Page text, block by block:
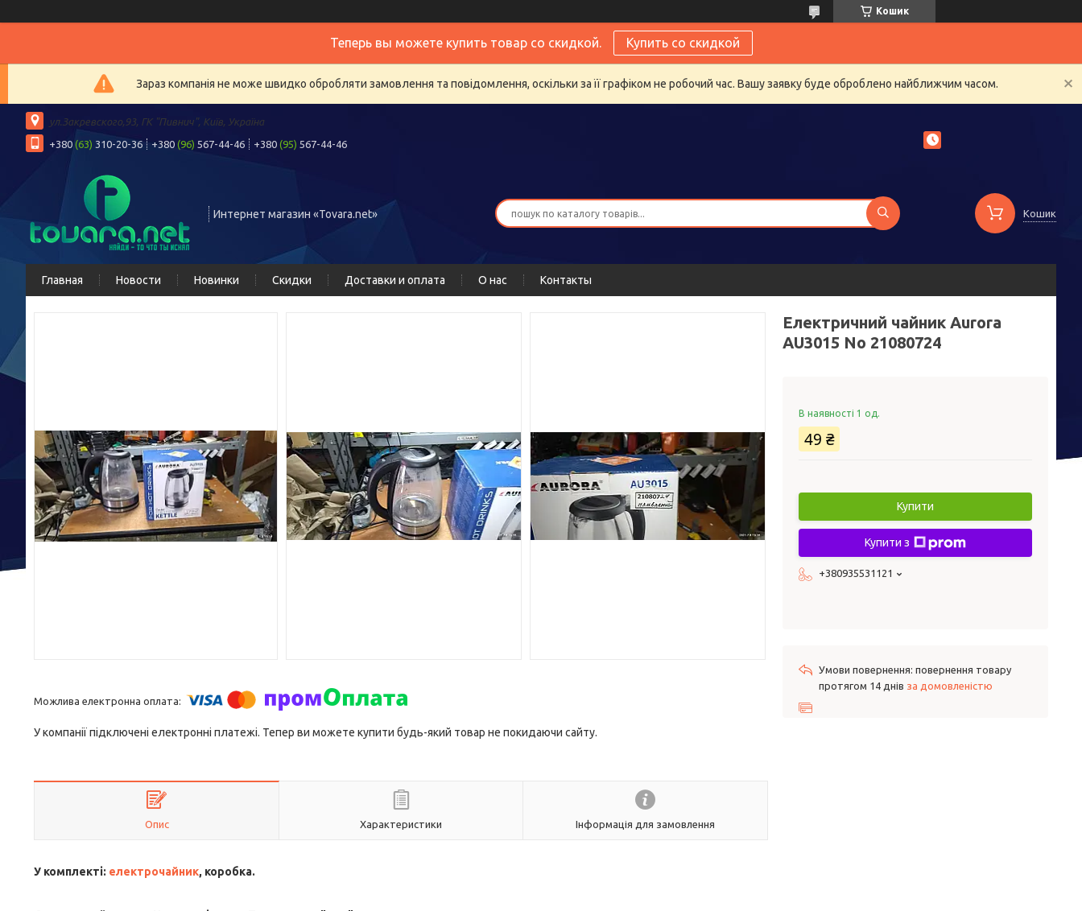
Кошик
Теперь вы можете купить товар со скидкой. Купить со скидкой
Зараз компанія не може швидко обробляти замовлення та повідомлення, оскільки за її графіком не робочий час. Вашу заявку буде оброблено найближчим часом.
ул.Закревского,93, ГК "Пивнич", Київ, Україна
+380 (63) 310-20-36 +380 (96) 567-44-46 +380 (95) 567-44-46
Интернет магазин «Tovara.net» Кошик
Главная Новости Новинки Скидки Доставки и оплата О нас Контакты
У компанії підключені електронні платежі. Тепер ви можете купити будь-який товар не покидаючи сайту.
Опис Характеристики Інформація для замовлення
У комплекті: електрочайник, коробка.
Електричний чайник Aurora
AU3015 No 21080724
В наявності 1 од.
49 ₴
Купити
Купити з
+380935531121
повернення товару
протягом 14 днів за домовленістю